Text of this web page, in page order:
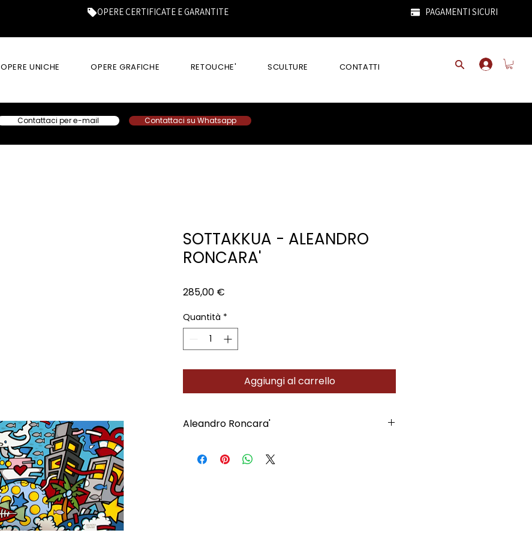
OPERE CERTIFICATE E GARANTITE PAGAMENTI SICURI
OPERE UNICHE OPERE GRAFICHE RETOUCHE' SCULTURE CONTATTI
Contattaci per e-mail Contattaci su Whatsapp
SOTTAKKUA - ALEANDRO
RONCARA'
285,00 €
Quantità *
Aggiungi al carrello
Aleandro Roncara'